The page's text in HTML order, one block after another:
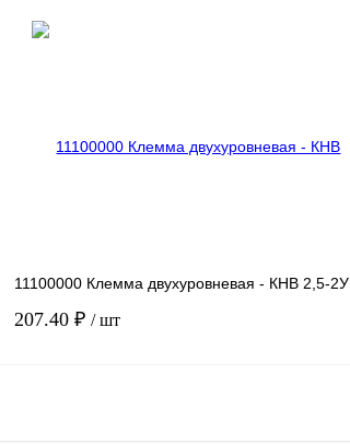
11100000 Клемма двухуровневая - КНВ 2,5-2У
207.40 ₽ / шт